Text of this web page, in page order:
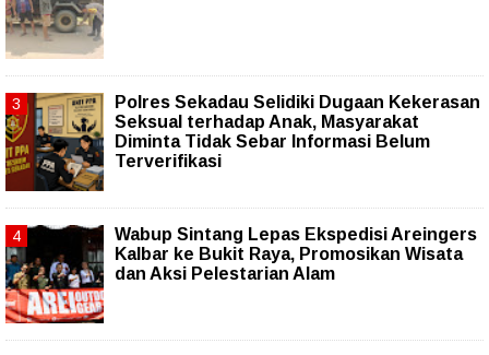
Polres Sekadau Selidiki Dugaan Kekerasan
Seksual terhadap Anak, Masyarakat
Diminta Tidak Sebar Informasi Belum
Terverifikasi
Wabup Sintang Lepas Ekspedisi Areingers
Kalbar ke Bukit Raya, Promosikan Wisata
dan Aksi Pelestarian Alam